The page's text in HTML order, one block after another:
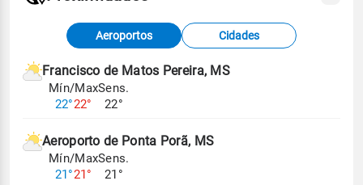
Fonte: dados combinados de estações
meteorológicas e satélite do Centro de Previsão
de Tempo e Estudos Climáticos (CPTEC).
Para obter mais informações sobre os dados
Aeroportos Cidades
Francisco de Matos Pereira, MS
Mín/Max
22°22°
Sens.
22°
Aeroporto de Ponta Porã, MS
Mín/Max
21°21°
Sens.
21°